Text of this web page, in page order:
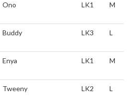
Ono LK1 M
Buddy LK3 L
Enya LK1 M
Tweeny LK2 L